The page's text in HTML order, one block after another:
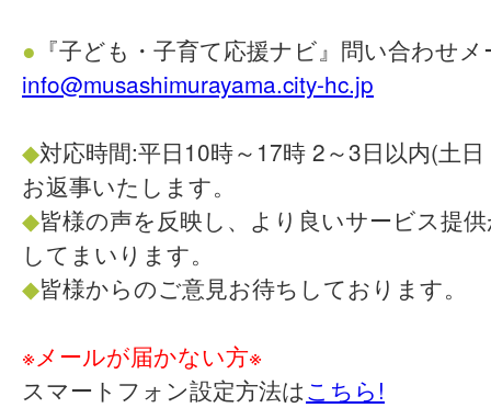
● 『子ども・子育て応援ナビ』問い合わせ
info@musashimurayama.city-hc.jp
◆対応時間:平日10時～17時 2～3日以内(土
お返事いたします。
◆皆様の声を反映し、より良いサービス提
してまいります。
◆皆様からのご意見お待ちしております。
※メールが届かない方※
スマートフォン設定方法はこちら!